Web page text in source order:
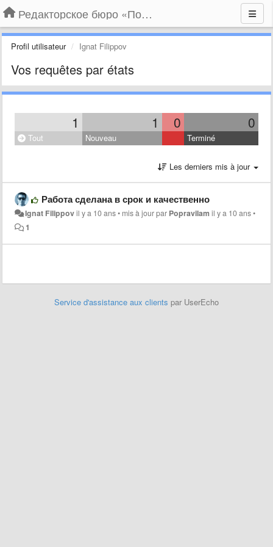
Редакторское бюро «По правилам»
Profil utilisateur Ignat Filippov
Vos requêtes par états
1 1 0 0
Tout Nouveau Terminé
Les derniers mis à jour
Работа сделана в срок и качественно
Ignat Filippovil y a 10 ans• mis à jour par Popravilam il y a 10 ans•
1
Service d'assistance aux clients par UserEcho